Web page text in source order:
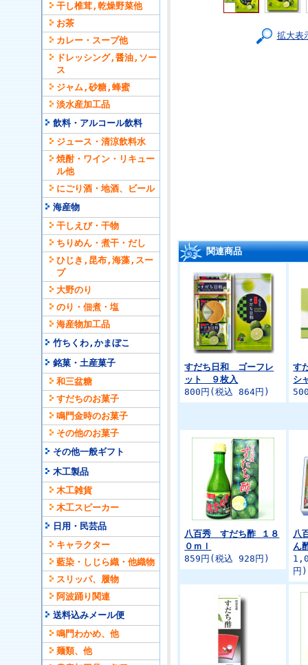
干し椎茸,乾燥野菜他
お茶
カレー・スープ他
ドレッシング,醤油,ソー
ス
ジャム,砂糖,蜂蜜
淡水産加工品
飲料・アルコール飲料
ジュース・清涼飲料水
焼酎・ワイン・リキュー
ル他
にごり酒・地酒、ビール
海産物
干しえび・干物
ちりめん・煮干・だし
ひじき,昆布,海藻,スー
プ
大野のり
のり・佃煮・塩
海産物加工品
竹ちくわ,かまぼこ
銘菓・土産菓子
和三盆糖
すだちのお菓子
鳴門金時のお菓子
その他のお菓子
その他一般ギフト
木工製品
木工雑貨
木工スピーカー
日用・民芸品
キャラクター
藍染・しじら織・他織物
スリッパ、履物
阿波踊り関連
送料込みメール便
鳴門わかめ、他
麺類、他
拡大表
関連商品
すだち日和 ゴーフレ
ット ９枚入
800円(税込 864円)
す
シ
八百秀 すだち酢 １８
０ｍｌ
859円(税込 928円)
八
ん
円)